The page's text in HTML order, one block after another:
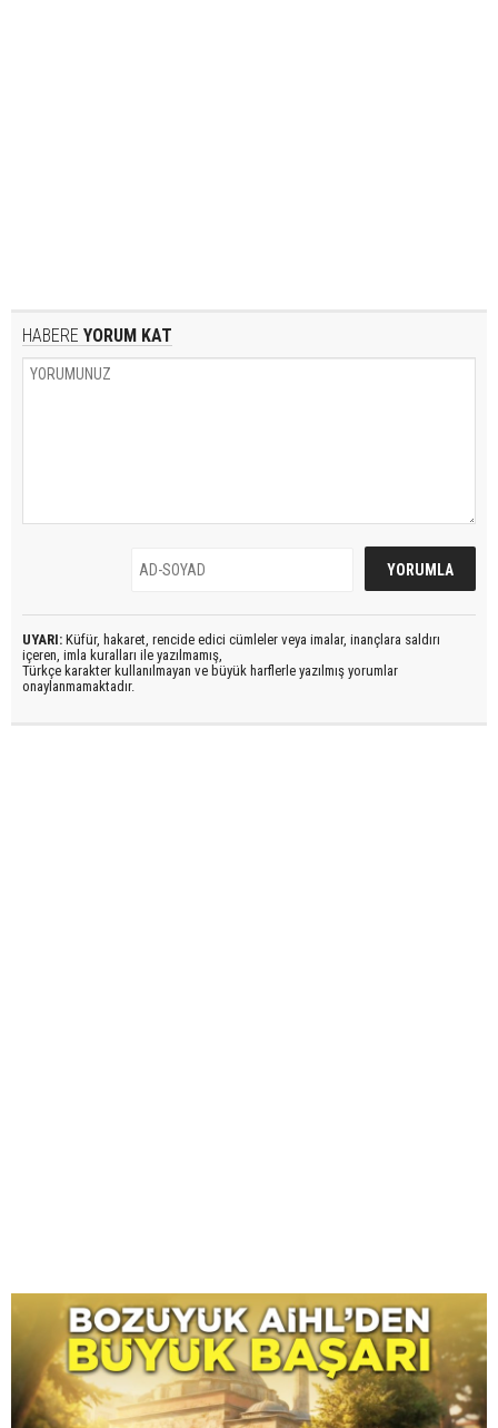
HABERE YORUM KAT
UYARI: Küfür, hakaret, rencide edici cümleler veya imalar, inançlara saldırı
içeren, imla kuralları ile yazılmamış,
Türkçe karakter kullanılmayan ve büyük harflerle yazılmış yorumlar
onaylanmamaktadır.